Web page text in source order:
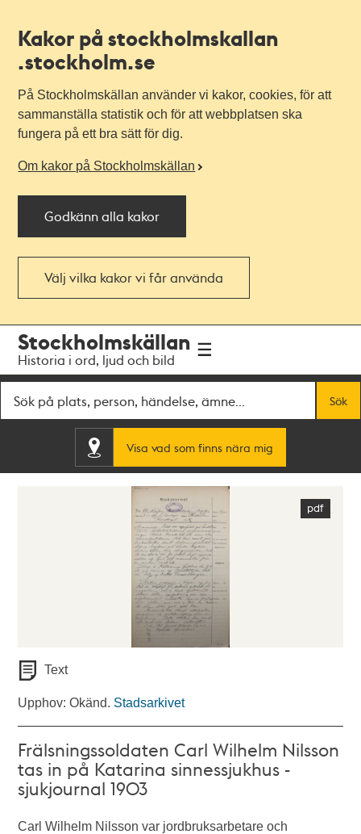
Kakor på stockholmskallan
.stockholm.se
På Stockholmskällan använder vi kakor, cookies, för att
sammanställa statistik och för att webbplatsen ska
fungera på ett bra sätt för dig.
Om kakor på Stockholmskällan
Godkänn alla kakor
Välj vilka kakor vi får använda
navigationen
huvudinnehållet
Stockholmskällan
Historia i ord, ljud och bild
Sök
Visa vad som finns nära mig
Text
Upphov: Okänd. Stadsarkivet
Frälsningssoldaten Carl Wilhelm Nilsson
tas in på Katarina sinnessjukhus -
sjukjournal 1903
Carl Wilhelm Nilsson var jordbruksarbetare och